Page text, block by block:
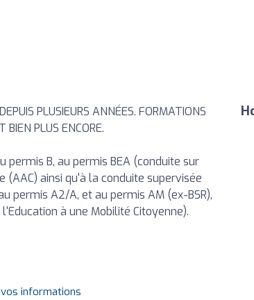
PLUSIEURS ANNÉES. FORMATIONS
BIEN PLUS ENCORE.
permis B, au permis BEA (conduite sur
ainsi qu'à la conduite supervisée
permis A2/A, et au permis AM (ex-BSR),
à une Mobilité Citoyenne).
informations